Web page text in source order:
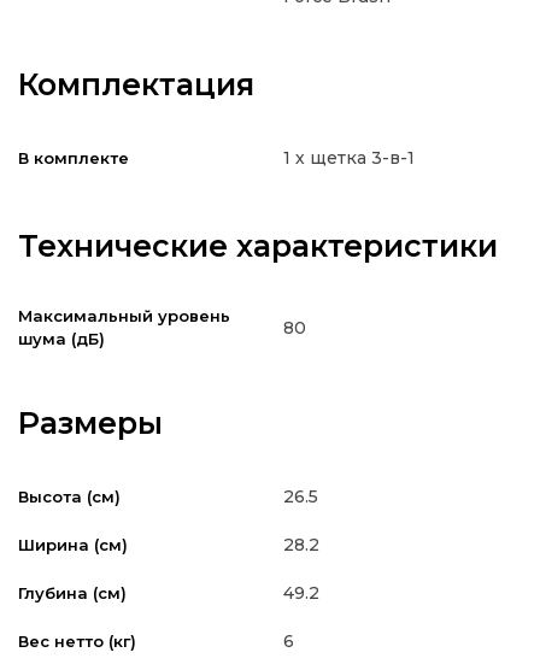
Комплектация
В комплекте 1 х щетка 3-в-1
Технические характеристики
Максимальный уровень
шума (дБ)
80
Размеры
Высота (см) 26.5
Ширина (см) 28.2
Глубина (см) 49.2
Вес нетто (кг) 6